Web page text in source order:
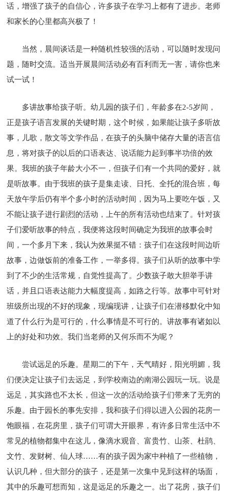
话，增强了孩子的自信心，许多孩子在学习上都有了进步。老师
和家长的心里都高兴极了！
当然，晨间谈话是一种随机性较强的活动，可以随时发现问
题，随时交流。适当开展晨间活动必有百利而无一害，请你也来
试一试！
多讲故事给孩子听。幼儿园的孩子们，年龄多在2-5岁间，
正是孩子语言发展的关键时期，这个时候，如果能让孩子多听故
事，儿歌，散文等文学作品，在孩子的头脑中储存大量的语言信
息，将对孩子的以后的口语表达、说话能力起到事半功倍的效
果。我班的孩子年龄大小不一，但孩子们有一个共同的爱好，就
是听故事。由于我班的孩子是集走读、日托、全托的混合班，每
天放午学后仍有半个多小时的活动时间，因为马上要吃午饭，又
不能让孩子进行剧烈的活动，上午的所有活动也结束了。针对孩
子们爱听故事的特点，我便将这段时间确定为我班的故事会时
间，一个多月下来，我认为效果挺不错：孩子们在这段时间边听
故事，边做饭前的准备工作，一举多得。孩子们从听的故事中学
到了不少的生活常规，自觉性提高了。少数孩子敢大胆举手讲
话，并且口语表达能力大幅度提高，如路之行等。故事中可针对
班级所出现的不好的现象，现编现讲，让孩子们在潜移默化中知
道了什么行为是可行的，什么事情是不可行的。讲故事有诸如以
上的好处和功效。我们当老师的又何乐而不为呢？
尝试远足的乐趣。星期二的下午，天气晴好，阳光明媚，我
们便决定让孩子们去远足，到学校南边的南湖公园玩一玩。说是
远足，其实路也不太长，但这一次的活动给孩子们带来了无穷的
乐趣。由于园长的事先安排，我和孩子们得以进入公园的花房一
饱眼福，在花房里，孩子们可谓大开眼界，有许多日常生活中不
常见的植物都集中在这儿，像滴水观音、富贵竹、山茶、杜鹃、
文竹、发财树、仙人球……有的孩子因为家中种植了一些植物，
认识几种，但大部分的孩子，还是第一次集中见到这样的场面，
其中的乐趣可想而知，这是远足的乐趣之一。出了花房，孩子们